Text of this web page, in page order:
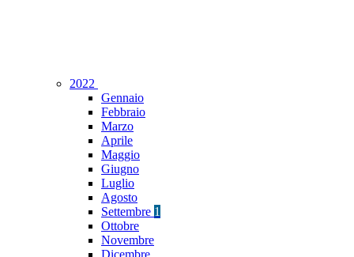
2022
Gennaio
Febbraio
Marzo
Aprile
Maggio
Giugno
Luglio
Agosto
Settembre 1
Ottobre
Novembre